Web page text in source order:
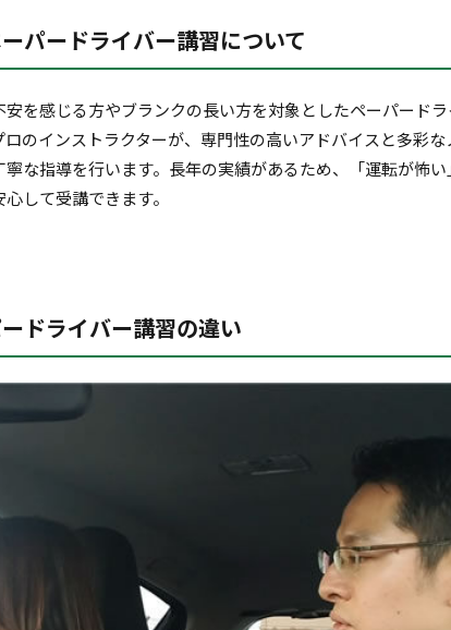
パードライバー講習について
を感じる方やブランクの長い方を対象としたペーパード
のインストラクターが、専門性の高いアドバイスと多彩な
な指導を行います。長年の実績があるため、「運転が怖い
して受講できます。
ドライバー講習の違い